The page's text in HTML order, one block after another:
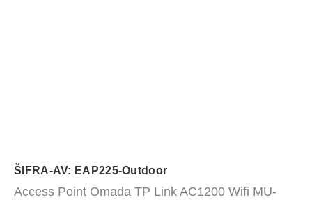
ŠIFRA-AV: EAP225-Outdoor
Access Point Omada TP Link AC1200 Wifi MU-